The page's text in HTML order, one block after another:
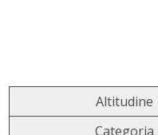
Altitudine
Categoria